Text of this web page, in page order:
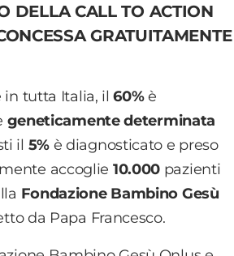
DELLA CALL TO ACTION
GRATUITAMENTE
in tutta Italia, il60%è
geneticamente determinata
il 5%è diagnosticato e preso
accoglie 10.000 pazienti
Fondazione Bambino Gesù
da Papa Francesco.